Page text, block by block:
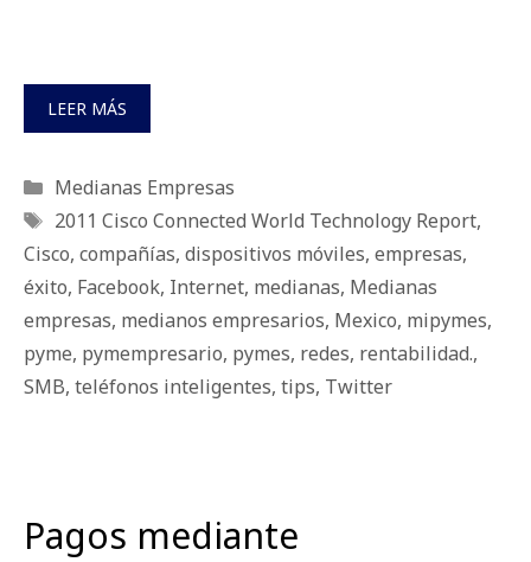
LEER MÁS
Categorías
Medianas Empresas
Etiquetas
2011 Cisco Connected World Technology Report,
Cisco, compañías, dispositivos móviles, empresas,
éxito, Facebook, Internet, medianas, Medianas
empresas, medianos empresarios, Mexico, mipymes,
pyme, pymempresario, pymes, redes, rentabilidad.,
SMB, teléfonos inteligentes, tips, Twitter
Pagos mediante